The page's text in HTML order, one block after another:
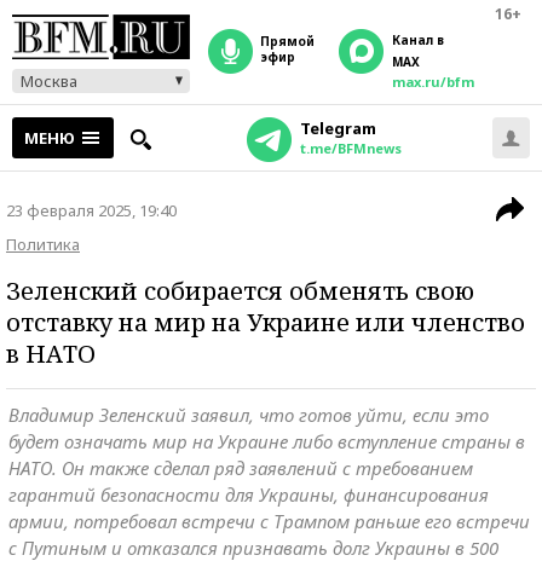
16+
Москва
прямой
эфир
Канал в
MAX
max.ru/bfm
МЕНЮ Telegram
t.me/BFMnews
23 февраля 2025, 19:40
Политика
Зеленский собирается обменять свою
отставку на мир на Украине или членство
в НАТО
Владимир Зеленский заявил, что готов уйти, если это
будет означать мир на Украине либо вступление страны в
НАТО. Он также сделал ряд заявлений с требованием
гарантий безопасности для Украины, финансирования
армии, потребовал встречи с Трампом раньше его встречи
с Путиным и отказался признавать долг Украины в 500